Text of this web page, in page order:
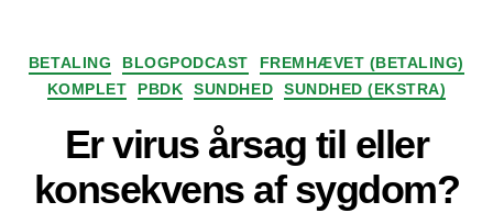
Kategorier
BETALING BLOGPODCAST
FREMHÆVET (BETALING)
KOMPLET
PBDK SUNDHED SUNDHED (EKSTRA)
Er virus årsag til eller
konsekvens af sygdom?